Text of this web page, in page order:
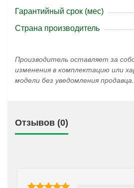
Гарантийный срок (мес)
Страна производитель
Производитель оставляет за
изменения в комплектацию или
модели без уведомления продавца.
Отзывов (0)